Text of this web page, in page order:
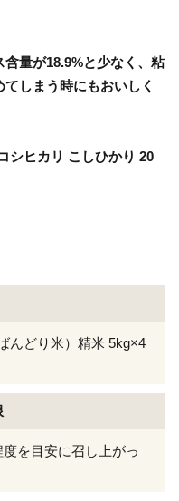
量が18.9%と少なく、粘
しまう時にもおいしく
シヒカリ こしひかり 20
んどり米）精米 5kg×4
を目安に召し上がっ